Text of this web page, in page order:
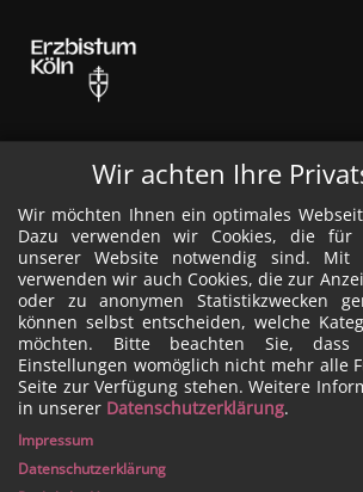
Wir achten Ihre
Wir möchten Ihnen ein optimales
Dazu verwenden wir Cookies, die für
unserer Website notwendig sind. Mit
verwenden wir auch Cookies, die zur
oder zu anonymen Statistikzwecken
können selbst entscheiden, welche
möchten. Bitte beachten Sie,
Einstellungen womöglich nicht mehr alle
Seite zur Verfügung stehen. Weitere
in unserer Datenschutzerklärung.
Impressum
Datenschutzerklärung